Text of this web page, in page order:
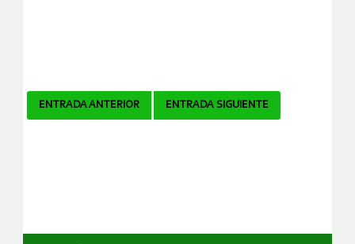
Navegador
ENTRADA ANTERIOR ENTRADA SIGUIENTE